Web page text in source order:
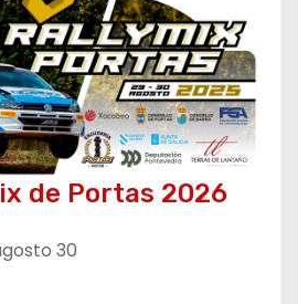
de Portas 2026
30